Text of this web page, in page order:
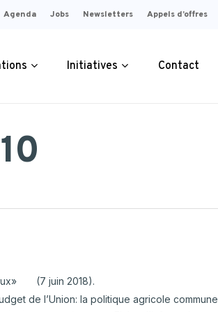
Agenda Jobs Newsletters Appels d’offres
Initiatives Contact
(7 juin 2018).
de l’Union: la politique agricole commune